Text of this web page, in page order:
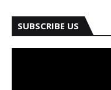
SUBSCRIBE US